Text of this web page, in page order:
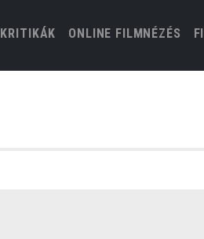
KRITIKÁK ONLINE FILMNÉZÉS